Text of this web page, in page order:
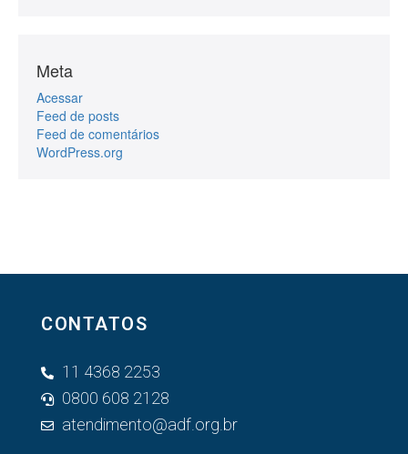
Meta
Acessar
Feed de posts
Feed de comentários
WordPress.org
CONTATOS
11 4368 2253
0800 608 2128
atendimento@adf.org.br